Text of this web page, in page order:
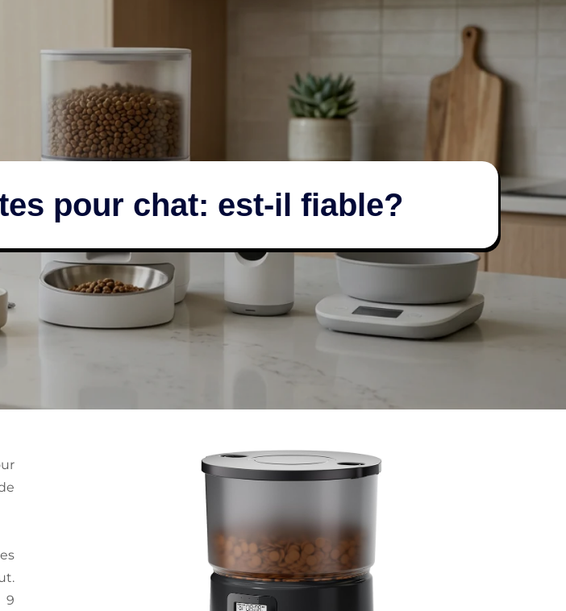
pour chat: est-il fiable?
9